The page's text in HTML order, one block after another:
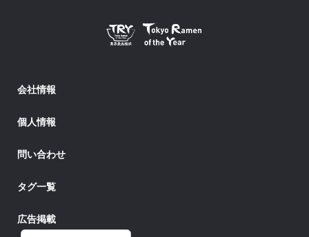
会社情報
個人情報
問い合わせ
タグ一覧
広告掲載